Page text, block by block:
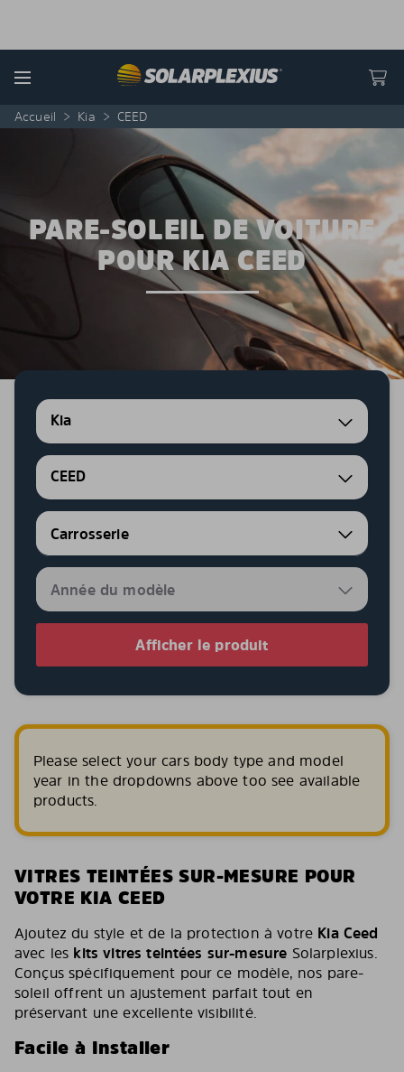
Menu
Accueil > Kia > CEED
PARE-SOLEIL DE VOITURE
POUR KIA CEED
Kia
CEED
Afficher le produit
Please select your cars body type and model
year in the dropdowns above too see available
products.
VITRES TEINTÉES SUR-MESURE POUR
VOTRE KIA CEED
Ajoutez du style et de la protection à votre Kia Ceed
avec les kits vitres teintées sur-mesure Solarplexius.
Conçus spécifiquement pour ce modèle, nos pare-
soleil offrent un ajustement parfait tout en
préservant une excellente visibilité.
Facile à Installer